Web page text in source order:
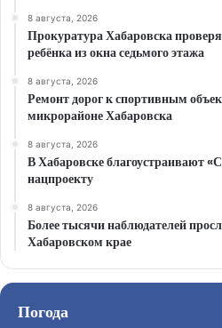
8 августа, 2026
Прокуратура Хабаровска
ребёнка из окна седьмого этажа
8 августа, 2026
Ремонт дорог к спортивным
микрорайоне Хабаровска
8 августа, 2026
В Хабаровске благоустраивают
нацпроекту
8 августа, 2026
Более тысячи наблюдателей
Хабаровском крае
Погода